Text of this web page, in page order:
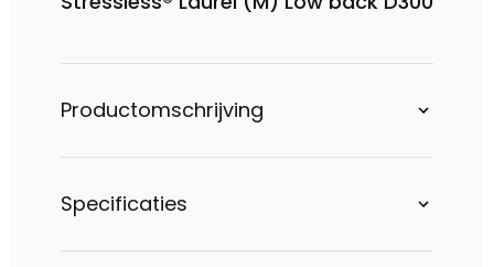
Productomschrijving
Specificaties